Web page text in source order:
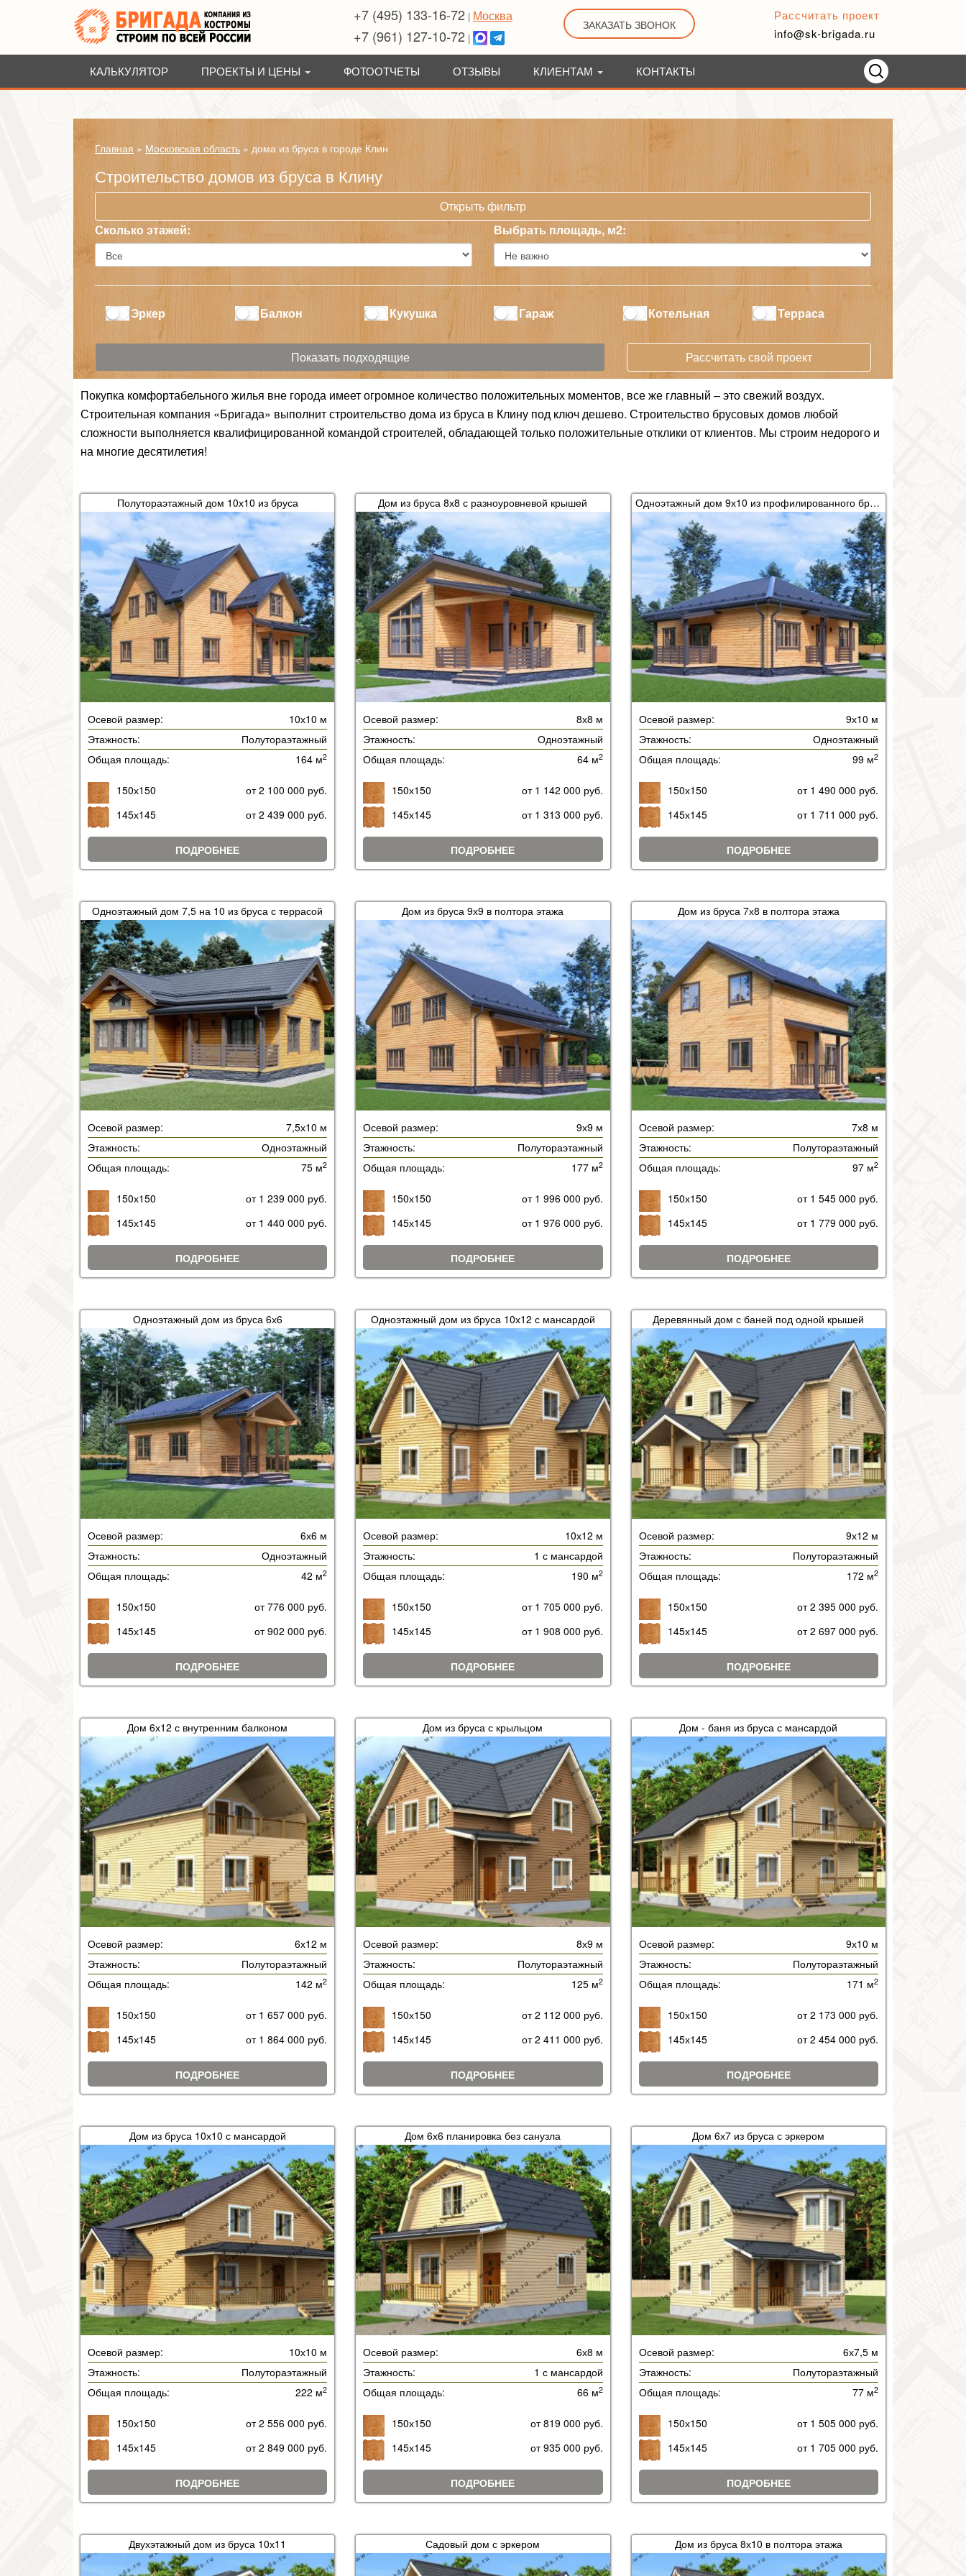
+7 (495) 133-16-72 | Москва
+7 (961) 127-10-72 |
ЗАКАЗАТЬ ЗВОНОК
Рассчитать проект
info@sk-brigada.ru
КАЛЬКУЛЯТОР ПРОЕКТЫ И ЦЕНЫ ФОТООТЧЕТЫ ОТЗЫВЫ КЛИЕНТАМ КОНТАКТЫ
Главная » Московская область » дома из бруса в городе Клин
Строительство домов из бруса в Клину
Открыть фильтр
Сколько этажей:
Выбрать площадь, м2:
Эркер Балкон Кукушка Гараж Котельная Терраса
Рассчитать свой проект
Покупка комфортабельного жилья вне города имеет огромное количество положительных моментов, все же главный – это свежий воздух.
Строительная компания «Бригада» выполнит строительство дома из бруса в Клину под ключ дешево. Строительство брусовых домов любой
сложности выполняется квалифицированной командой строителей, обладающей только положительные отклики от клиентов. Мы строим недорого и
на многие десятилетия!
Полутораэтажный дом 10х10 из бруса
Осевой размер:
10х10 м
Этажность:
Полутораэтажный
Общая площадь:
164 м2
150х150
от 2 100 000 руб.
145х145
от 2 439 000 руб.
ПОДРОБНЕЕ
Дом из бруса 8х8 с разноуровневой крышей
Осевой размер:
8х8 м
Этажность:
Одноэтажный
Общая площадь:
64 м2
150х150
от 1 142 000 руб.
145х145
от 1 313 000 руб.
ПОДРОБНЕЕ
Одноэтажный дом 9х10 из профилированного бруса
Осевой размер:
9х10 м
Этажность:
Одноэтажный
Общая площадь:
99 м2
150х150
от 1 490 000 руб.
145х145
от 1 711 000 руб.
ПОДРОБНЕЕ
Одноэтажный дом 7,5 на 10 из бруса с террасой
Осевой размер:
7,5х10 м
Этажность:
Одноэтажный
Общая площадь:
75 м2
150х150
от 1 239 000 руб.
145х145
от 1 440 000 руб.
ПОДРОБНЕЕ
Дом из бруса 9х9 в полтора этажа
Осевой размер:
9х9 м
Этажность:
Полутораэтажный
Общая площадь:
177 м2
150х150
от 1 996 000 руб.
145х145
от 1 976 000 руб.
ПОДРОБНЕЕ
Дом из бруса 7х8 в полтора этажа
Осевой размер:
7х8 м
Этажность:
Полутораэтажный
Общая площадь:
97 м2
150х150
от 1 545 000 руб.
145х145
от 1 779 000 руб.
ПОДРОБНЕЕ
Одноэтажный дом из бруса 6х6
Осевой размер:
6х6 м
Этажность:
Одноэтажный
Общая площадь:
42 м2
150х150
от 776 000 руб.
145х145
от 902 000 руб.
ПОДРОБНЕЕ
Одноэтажный дом из бруса 10х12 с мансардой
Осевой размер:
10х12 м
Этажность:
1 с мансардой
Общая площадь:
190 м2
150х150
от 1 705 000 руб.
145х145
от 1 908 000 руб.
ПОДРОБНЕЕ
Деревянный дом с баней под одной крышей
Осевой размер:
9х12 м
Этажность:
Полутораэтажный
Общая площадь:
172 м2
150х150
от 2 395 000 руб.
145х145
от 2 697 000 руб.
ПОДРОБНЕЕ
Дом 6х12 с внутренним балконом
Осевой размер:
6х12 м
Этажность:
Полутораэтажный
Общая площадь:
142 м2
150х150
от 1 657 000 руб.
145х145
от 1 864 000 руб.
ПОДРОБНЕЕ
Дом из бруса с крыльцом
Осевой размер:
8х9 м
Этажность:
Полутораэтажный
Общая площадь:
125 м2
150х150
от 2 112 000 руб.
145х145
от 2 411 000 руб.
ПОДРОБНЕЕ
Дом - баня из бруса с мансардой
Осевой размер:
9х10 м
Этажность:
Полутораэтажный
Общая площадь:
171 м2
150х150
от 2 173 000 руб.
145х145
от 2 454 000 руб.
ПОДРОБНЕЕ
Дом из бруса 10х10 с мансардой
Осевой размер:
10х10 м
Этажность:
Полутораэтажный
Общая площадь:
222 м2
150х150
от 2 556 000 руб.
145х145
от 2 849 000 руб.
ПОДРОБНЕЕ
Дом 6х6 планировка без санузла
Осевой размер:
6х8 м
Этажность:
1 с мансардой
Общая площадь:
66 м2
150х150
от 819 000 руб.
145х145
от 935 000 руб.
ПОДРОБНЕЕ
Дом 6х7 из бруса с эркером
Осевой размер:
6х7,5 м
Этажность:
Полутораэтажный
Общая площадь:
77 м2
150х150
от 1 505 000 руб.
145х145
от 1 705 000 руб.
ПОДРОБНЕЕ
Двухэтажный дом из бруса 10х11 Садовый дом с эркером Дом из бруса 8х10 в полтора этажа